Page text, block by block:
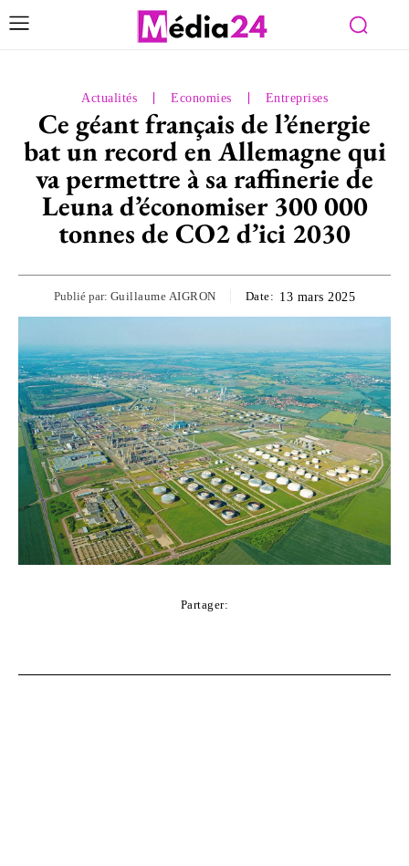
Actualités Economies Entreprises
Ce géant français de l’énergie
bat un record en Allemagne qui
va permettre à sa raffinerie de
Leuna d’économiser 300 000
tonnes de CO2 d’ici 2030
Publié par: Guillaume AIGRON Date: 13 mars 2025
Partager: